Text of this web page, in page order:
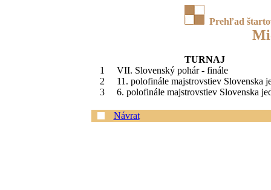
Prehľad
TURNAJ
1
VII. Slovenský pohár - finále
2
11. polofinále majstrovstiev Slovenska
3
6. polofinále majstrovstiev Slovenska
Návrat